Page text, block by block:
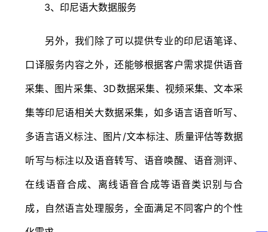
3、印尼语大数据服务
另外，我们除了可以提供专业的印尼语笔译、
口译服务内容之外，还能够根据客户需求提供语音
采集、图片采集、3D数据采集、视频采集、文本采
集等印尼语相关大数据采集，如多语言语音听写、
多语言语义标注、图片/文本标注、质量评估等数据
听写与标注以及语音转写、语音唤醒、语音测评、
在线语音合成、离线语音合成等语音类识别与合
成，自然语言处理服务，全面满足不同客户的个性